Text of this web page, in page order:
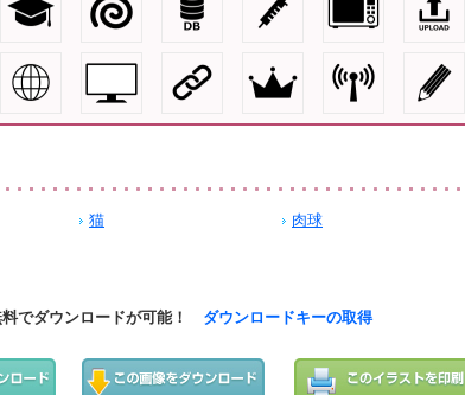
猫
肉球
でダウンロードが可能！ ダウンロードキーの取得